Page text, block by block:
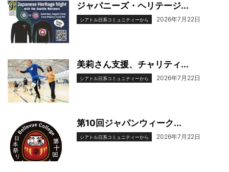
ジャパニーズ・ヘリテージ...
シアトル日系コミュニティーから 2026年7月22日
美莉さん支援、チャリティ...
シアトル日系コミュニティーから 2026年7月22日
第10回ジャパンウィーク...
シアトル日系コミュニティーから 2026年7月22日